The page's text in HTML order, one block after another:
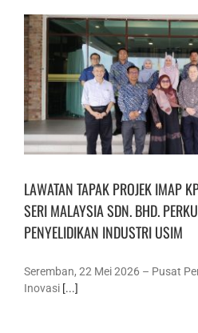
LAWATAN TAPAK PROJEK IMAP
SERI MALAYSIA SDN. BHD.
PENYELIDIKAN INDUSTRI USIM
Seremban, 22 Mei 2026 – Pusat
Inovasi [...]